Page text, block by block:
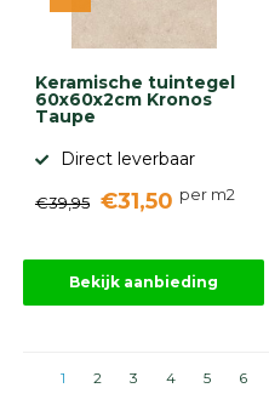
Keramische tuintegel
60x60x2cm Kronos
Taupe
Direct leverbaar
€39,95 €31,50 per m2
Bekijk aanbieding
1 2 3 4 5 6